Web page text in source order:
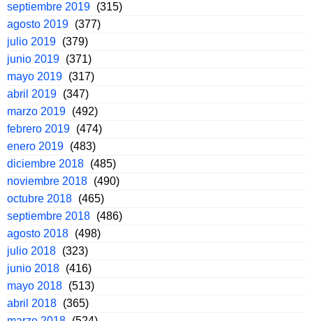
septiembre 2019 (315)
agosto 2019 (377)
julio 2019 (379)
junio 2019 (371)
mayo 2019 (317)
abril 2019 (347)
marzo 2019 (492)
febrero 2019 (474)
enero 2019 (483)
diciembre 2018 (485)
noviembre 2018 (490)
octubre 2018 (465)
septiembre 2018 (486)
agosto 2018 (498)
julio 2018 (323)
junio 2018 (416)
mayo 2018 (513)
abril 2018 (365)